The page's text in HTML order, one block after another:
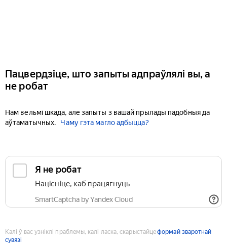
Пацвердзіце, што запыты адпраўлялі вы, а
не робат
Нам вельмі шкада, але запыты з вашай прылады падобныя да
аўтаматычных.
Чаму гэта магло адбыцца?
Я не робат
Націсніце, каб працягнуць
SmartCaptcha by Yandex Cloud
Калі ў вас узніклі праблемы, калі ласка, скарыстайцеформай зваротнай
сувязі